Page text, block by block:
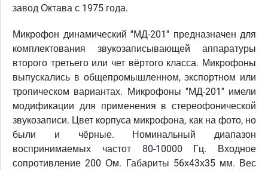
завод Октава с 1975 года.
Микрофон динамический ''МД-201'' предназначен для
комплектования звукозаписывающей аппаратуры
второго третьего или чет вёртого класса. Микрофоны
выпускались в общепромышленном, экспортном или
тропическом вариантах. Микрофоны ''МД-201'' имели
модификации для применения в стереофонической
звукозаписи. Цвет корпуса микрофона, как на фото, но
были и чёрные. Номинальный диапазон
воспринимаемых частот 80-10000 Гц. Входное
сопротивление 200 Ом. Габариты 56х43х35 мм. Вес